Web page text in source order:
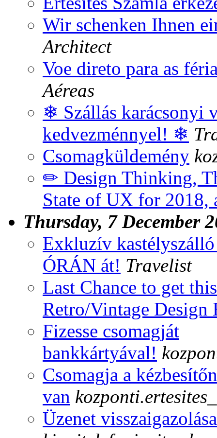
Wir schenken Ihnen
Architect
Voe direto para as
Aéreas
❄ Szállás karácsonyi
kedvezménnyel! ❄
Csomagküldemény
✏ Design Thinking,
State of UX for
Thursday, 7 December
Exkluzív
ÓRÁN át! Travelist
Last Chance to get
Retro/Vintage Design
Fizesse csomagját
bankkártyával!
Csomagja a
van
Üzenet visszaigazolása